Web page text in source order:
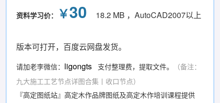
资料学习价： ￥30 18.2 MB ，AutoCAD2007以上
版本可打开，百度云网盘发货。
请加老李微信： ligongts 支付整理费，提取文件。
（备注：
九大施工工艺节点详图合集丨收口节点）
『高定图纸站』高定木作品牌图纸及高定木作培训课程提供